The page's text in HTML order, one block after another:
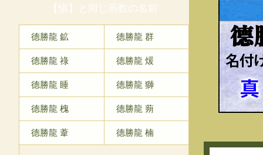
【愼】と同じ画数の名前
德勝龍 鉱 德勝龍 群
德勝龍 祿 德勝龍 煖
德勝龍 睡 德勝龍 獅
德勝龍 槐 德勝龍 蒴
德勝龍 葦 德勝龍 楠
德